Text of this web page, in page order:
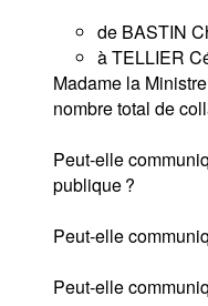
de BASTIN
à TELLIER
Madame la
nombre total de
Peut-elle
publique ?
Peut-elle
Peut-elle